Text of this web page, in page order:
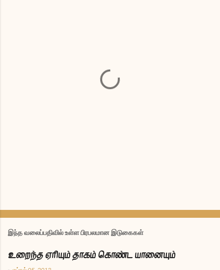
இந்த வலைப்பதிவில் உள்ள பிரபலமான இடுகைகள்
உறைந்த ஏரியும் தாகம் கொண்ட யானையும்